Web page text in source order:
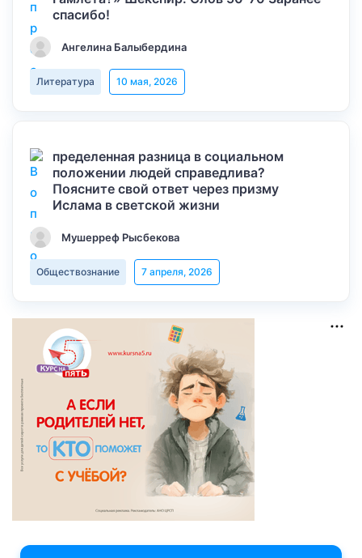
спасибо!
Ангелина Балыбердина
Литература 10 мая, 2026
пределенная разница в социальном
положении людей справедлива?
Поясните свой ответ через призму
Ислама в светской жизни
Мушерреф Рысбекова
Обществознание 7 апреля, 2026